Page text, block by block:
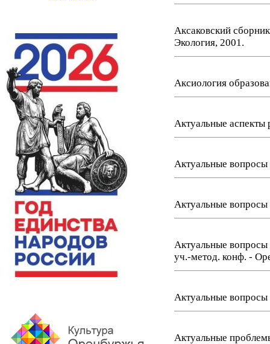
Аксаковский
Экология, 2001.
Аксиология
Актуальные аспекты
Актуальные
Актуальные
Актуальные вопросы
уч.-метод. конф. -
Актуальные
Актуальные